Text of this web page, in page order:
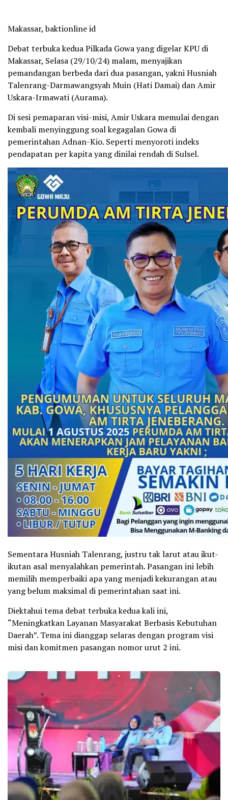
Makassar, baktionline id
Debat terbuka kedua Pilkada Gowa yang digelar KPU di
Makassar, Selasa (29/10/24) malam, menyajikan
pemandangan berbeda dari dua pasangan, yakni Husniah
Talenrang-Darmawangsyah Muin (Hati Damai) dan Amir
Uskara-Irmawati (Aurama).
Di sesi pemaparan visi-misi, Amir Uskara memulai dengan
kembali menyinggung soal kegagalan Gowa di
pemerintahan Adnan-Kio. Seperti menyoroti indeks
pendapatan per kapita yang dinilai rendah di Sulsel.
Sementara Husniah Talenrang, justru tak larut atau ikut-
ikutan asal menyalahkan pemerintah. Pasangan ini lebih
memilih memperbaiki apa yang menjadi kekurangan atau
yang belum maksimal di pemerintahan saat ini.
Diektahui tema debat terbuka kedua kali ini,
“Meningkatkan Layanan Masyarakat Berbasis Kebutuhan
Daerah”. Tema ini dianggap selaras dengan program visi
misi dan komitmen pasangan nomor urut 2 ini.